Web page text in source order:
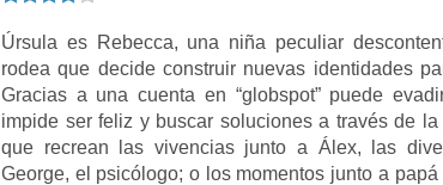
Úrsula es Rebecca, una niña peculiar
rodea que decide construir nuevas identidades
Gracias a una cuenta en “globspot” puede
impide ser feliz y buscar soluciones a través de
que recrean las vivencias junto a Álex, las
George, el psicólogo; o los momentos junto a